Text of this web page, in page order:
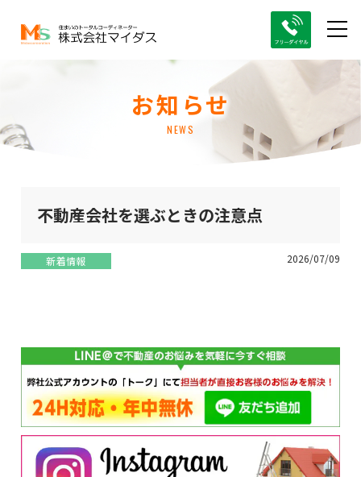
お知らせ
NEWS
不動産会社を選ぶときの注意点
新着情報 2026/07/09